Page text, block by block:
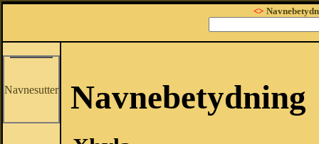
<>
Navnesutter Navnebetydning